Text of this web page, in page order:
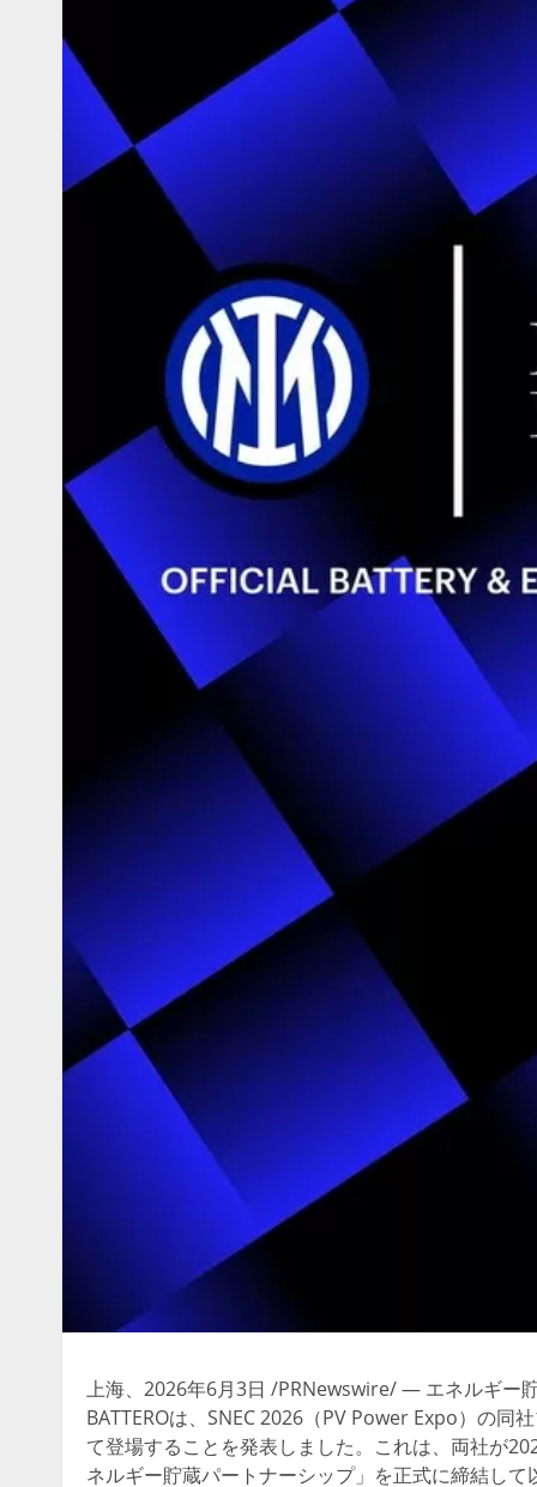
上海、2026年6月3日 /PRNewswire/ — エネルギー
BATTEROは、SNEC 2026（PV Power Expo）の
て登場することを発表しました。これは、両社が
ネルギー貯蔵パートナーシップ」を正式に締結し